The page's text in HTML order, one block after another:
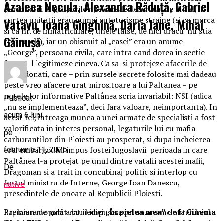
personal si al grupurilor pe care le deservea. De altfel, in
curtea unitatii erau numai autoturisme straine (si ca marca
si ca nr. de inmatriculare, unele false, de nici dracu’ nu stia
ce-i cu ele), iar un obisnuit al „casei” era un anume
„George”, persoana civila, care intra cand dorea in sectie
fara sa-l legitimeze cineva. Ca sa-si protejeze afacerile de
subordonati, care – prin sursele secrete folosite mai dadeau
peste vreo afacere urat mirositoare a lui Paltanea – pe
notele lor informative Paltånea scria invariabil: NSI (adica
„nu se implementeaza”, deci fara valoare, neimportanta). In
acest fel, intreaga munca a unei armate de specialisti a fost
valorificata in interes personal, legaturile lui cu mafia
carburantilor din Ploiesti au prosperat, si dupa incheierea
erei embargoului impus fostei Iugoslavii, perioada in care
Paltånea l-a protejat pe unul dintre vatafii acestei mafii,
Dragoman si a trait in concubinaj politic si interlop cu
fostul ministru de Interne, George Ioan Danescu,
presedintele de onoare al Republicii Ploiesti.
Ba, la un moment dat il impusese pe un anume ofiter loial
Azaleea Necula, Alexandra Răduță, Gabriel
Vatavu, Ioana Ginghină, Daria Jane, Mihai
Găinușă
Publicat
acum 6 luni
pe
februarie 11, 2026
De
native
Premiera de gală a comediei„În pielea mea”de laCinema